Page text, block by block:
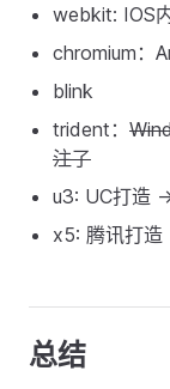
webkit: IOS
chromium：
blink
trident：
注了
u3: UC打造 -
x5: 腾讯打造
总结